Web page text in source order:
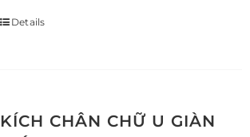
Details
KÍCH CHÂN CHỮ U GIÀN